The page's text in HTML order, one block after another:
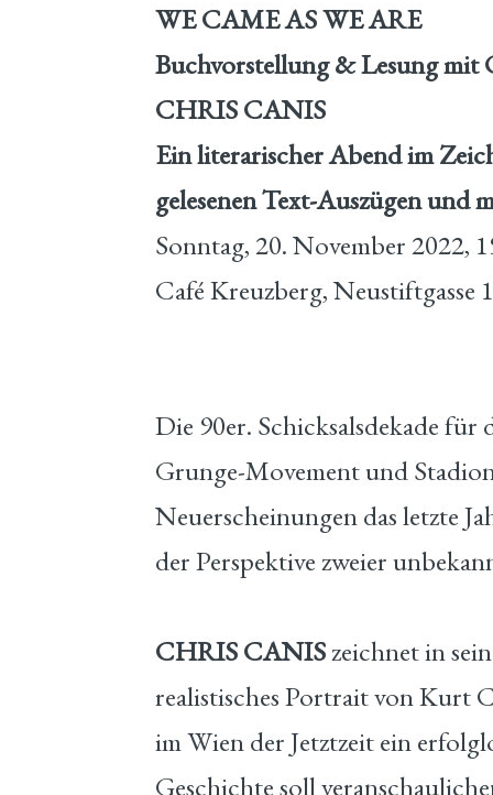
WE CAME AS WE ARE
Buchvorstellung & Lesung
CHRIS CANIS
Ein literarischer Abend im
gelesenen Text-Auszügen und
Sonntag, 20. November 2022,
Café Kreuzberg, Neustiftgasse
Die 90er. Schicksalsdekade
Grunge-Movement und
Neuerscheinungen das letzte
der Perspektive zweier
CHRIS CANISzeichnet in
realistisches Portrait von Kurt
im Wien der Jetztzeit ein
Geschichte soll